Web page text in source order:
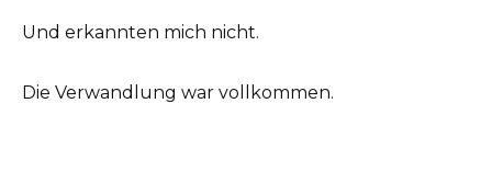
Und erkannten mich nicht.
Die Verwandlung war vollkommen.